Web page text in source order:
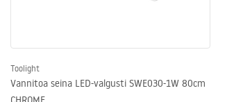
Toolight
Vannitoa seina LED-valgusti SWE030-1W 80cm